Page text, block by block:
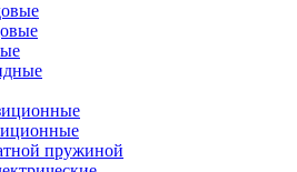
пружиной